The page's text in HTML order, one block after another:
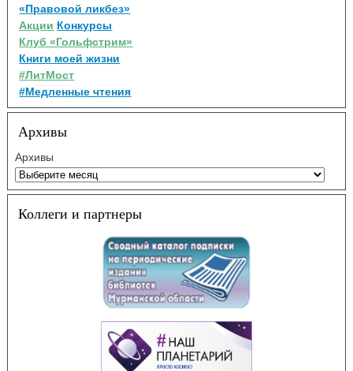
«Правовой ликбез»
Акции Конкурсы
Клуб «Гольфстрим»
Книги моей жизни
#ЛитМост
#Медленные чтения
Архивы
Архивы
Коллеги и партнеры